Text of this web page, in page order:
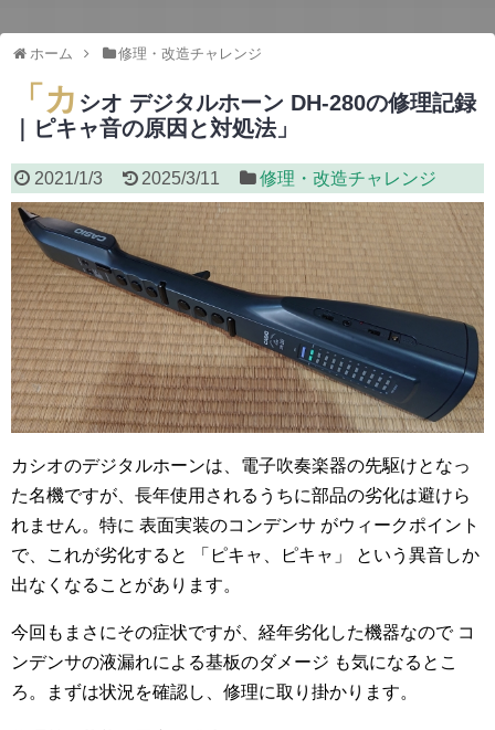
ホーム 修理・改造チャレンジ
「カ シオ デジタルホーン DH-280の修理記録
｜ピキャ音の原因と対処法」
2021/1/3 2025/3/11 修理・改造チャレンジ
カシオのデジタルホーンは、電子吹奏楽器の先駆けとなっ
た名機ですが、長年使用されるうちに部品の劣化は避けら
れません。特に 表面実装のコンデンサ がウィークポイント
で、これが劣化すると 「ピキャ、ピキャ」 という異音しか
出なくなることがあります。
今回もまさにその症状ですが、経年劣化した機器なので コ
ンデンサの液漏れによる基板のダメージ も気になるとこ
ろ。まずは状況を確認し、修理に取り掛かります。